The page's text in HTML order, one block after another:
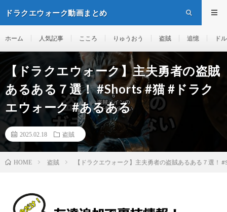
ドラクエウォーク動画まとめ
ホーム 人気記事 こころ りゅうおう 盗賊 追憶 ド
【ドラクエウォーク】主夫勇者の盗賊
あるある７選！ #Shorts #猫 #ドラク
エウォーク #あるある
2025.02.18 盗賊
HOME 盗賊 【ドラクエウォーク】主夫勇者の盗賊あるある７選！